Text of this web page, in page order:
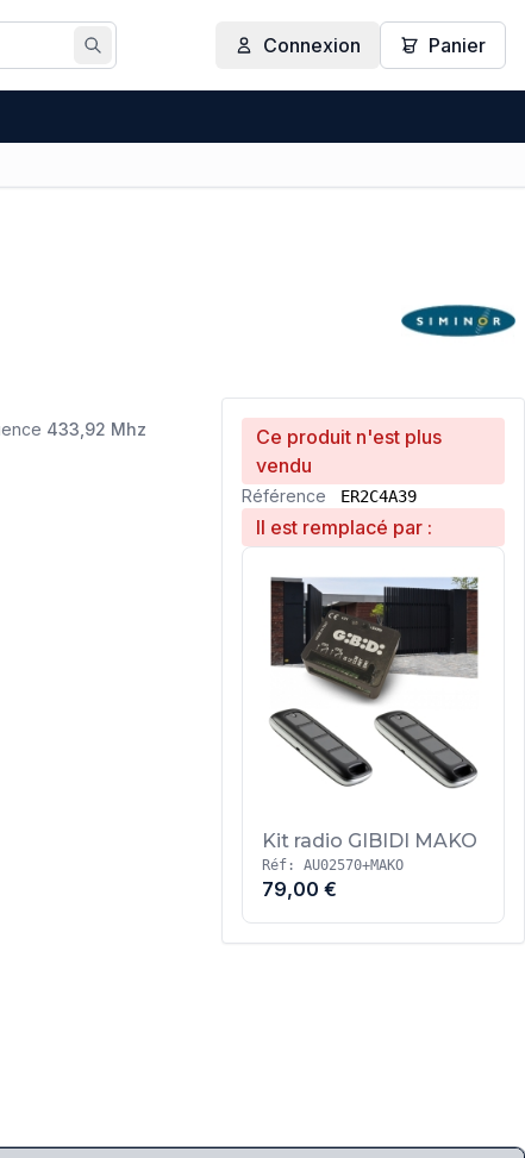
Rechercher
Connexion Panier
Ce produit n'est plus
vendu
Référence ER2C4A39
Il est remplacé par :
Kit radio GIBIDI MAKO
Réf: AU02570+MAKO
79,00 €
433,92 Mhz